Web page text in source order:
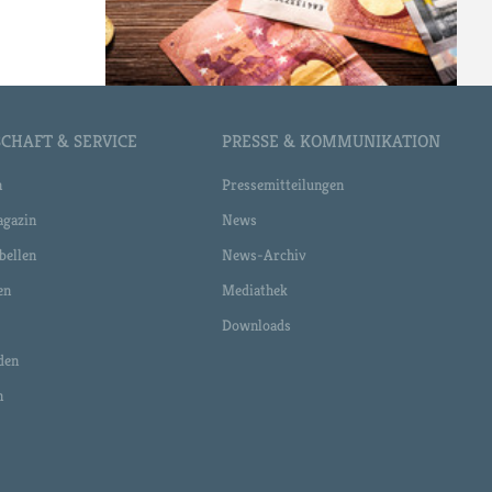
& SERVICE PRESSE & KOMMUNIKATION
Pressemitteilungen
News
News-Archiv
Mediathek
Downloads